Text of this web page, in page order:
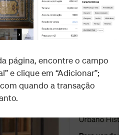
página, encontre o campo
e clique em “Adicionar”;
quando a transação